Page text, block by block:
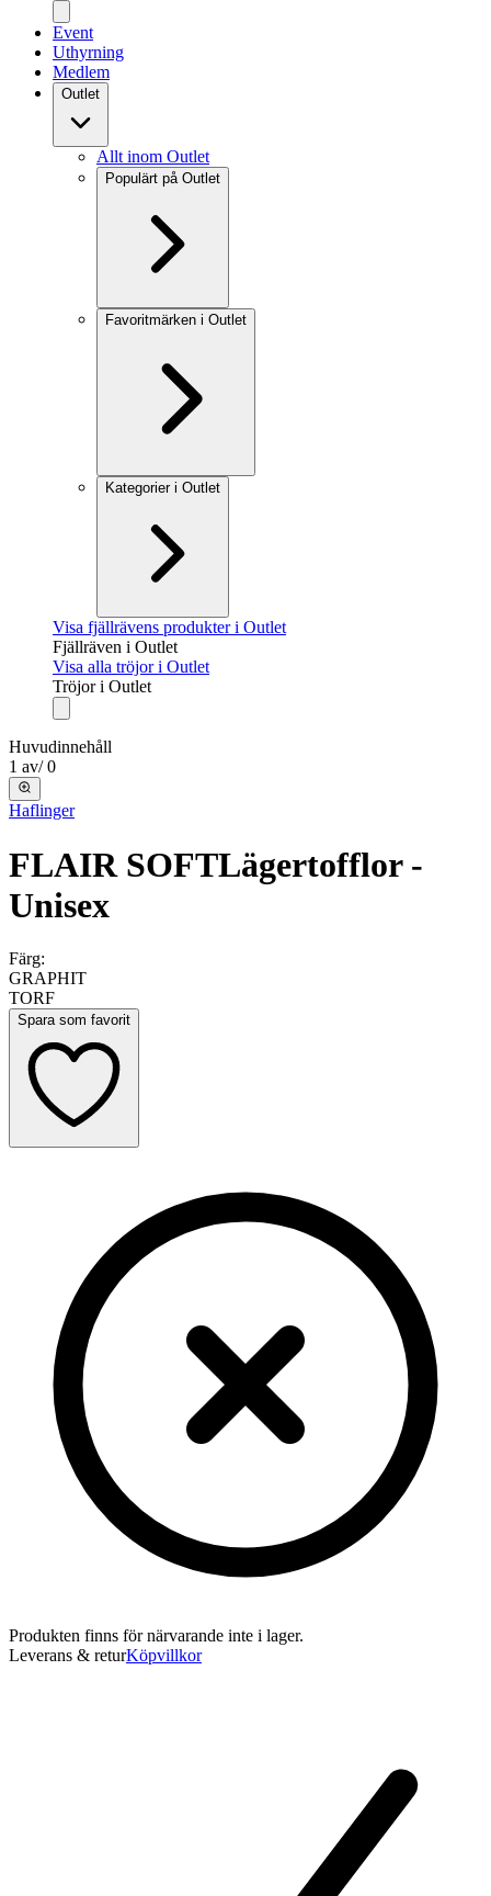
Event
Uthyrning
Medlem
Outlet
Allt inom Outlet
Populärt på Outlet
Favoritmärken i Outlet
Kategorier i Outlet
Visa fjällrävens produkter i Outlet
Fjällräven i Outlet
Visa alla tröjor i Outlet
Tröjor i Outlet
Huvudinnehåll
1 av/ 0
Haflinger
FLAIR SOFTLägertofflor -
Unisex
Färg:
GRAPHIT
TORF
Spara som favorit
Produkten finns för närvarande inte i lager.
Leverans & returKöpvillkor